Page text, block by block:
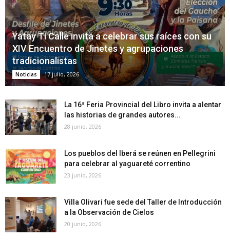
Yatay Ti Calle invita a celebrar sus raíces con su
XIV Encuentro de Jinetes y agrupaciones
tradicionalistas
Noticias 17 julio, 2026
La 16ª Feria Provincial del Libro invita a alentar
las historias de grandes autores...
28 junio, 2026
Los pueblos del Iberá se reúnen en Pellegrini
para celebrar al yaguareté correntino
23 junio, 2026
Villa Olivari fue sede del Taller de Introducción
a la Observación de Cielos
20 junio, 2026